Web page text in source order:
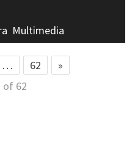
Multimedia
… 62
»
of 62